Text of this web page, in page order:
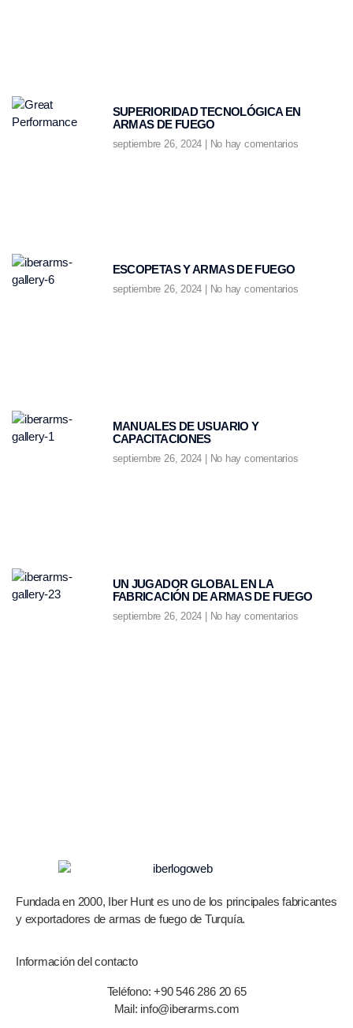
SUPERIORIDAD TECNOLÓGICA EN
ARMAS DE FUEGO
septiembre 26, 2024 No hay comentarios
ESCOPETAS Y ARMAS DE FUEGO
septiembre 26, 2024 No hay comentarios
MANUALES DE USUARIO Y
CAPACITACIONES
septiembre 26, 2024 No hay comentarios
UN JUGADOR GLOBAL EN LA
FABRICACIÓN DE ARMAS DE FUEGO
septiembre 26, 2024 No hay comentarios
Fundada en 2000, Iber Hunt es uno de los principales fabricantes
y exportadores de armas de fuego de Turquía.
Información del contacto
Teléfono: +90 546 286 20 65
Mail: info@iberarms.com